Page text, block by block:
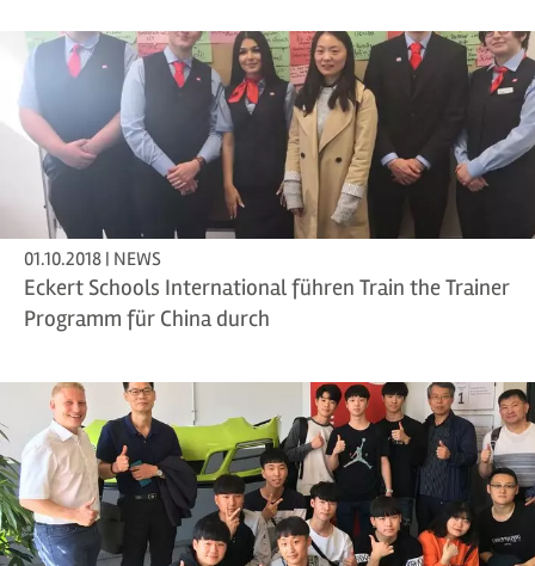
01.10.2018 | NEWS
Eckert Schools International führen Train the Trainer
Programm für China durch